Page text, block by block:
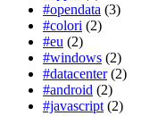
#opendata (3)
#colori (2)
#eu (2)
#windows (2)
#datacenter(2)
#android (2)
#javascript (2)